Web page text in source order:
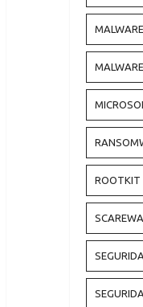
MALWARE
ROOTKIT